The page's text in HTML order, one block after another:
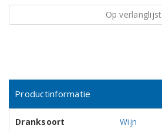
Op verlanglijst
Productinformatie
Dranksoort
Wijn